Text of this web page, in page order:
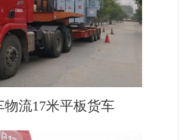
物流17米平板货车